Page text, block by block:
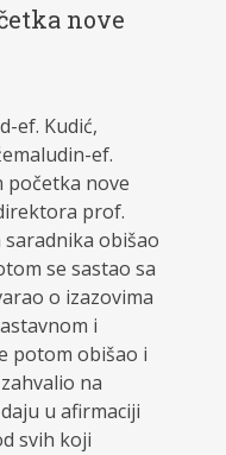
nove
ef. Kudić,
ef.
početka nove
prof.
obišao
se sastao sa
o izazovima
i
potom obišao i
na
u afirmaciji
svih koji